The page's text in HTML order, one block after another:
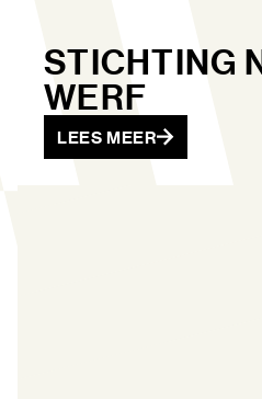
STICHTING
WERF
LEES MEER